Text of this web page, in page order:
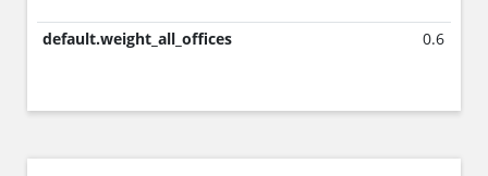
default.weight_all_offices 0.6